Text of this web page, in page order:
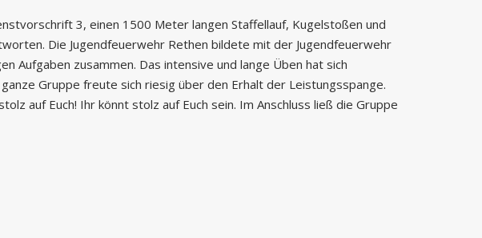
3, einen 1500 Meter langen Staffellauf, Kugelstoßen und
Die Jugendfeuerwehr Rethen bildete mit der Jugendfeuerwehr
Aufgaben zusammen. Das intensive und lange Üben hat sich
Gruppe freute sich riesig über den Erhalt der Leistungsspange.
auf Euch! Ihr könnt stolz auf Euch sein. Im Anschluss ließ die Gruppe